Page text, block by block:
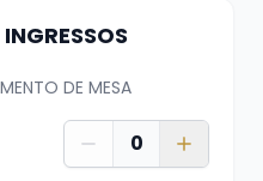
3444
apenas seu
DE MESA
0